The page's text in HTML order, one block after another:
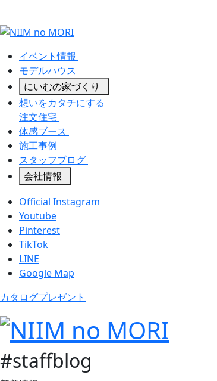
イベント情報
モデルハウス
にいむの家づくり
想いをカタチにする
注文住宅
体感ブース
施工事例
スタッフブログ
会社情報
Official Instagram
Youtube
Pinterest
TikTok
LINE
Google Map
カタログプレゼント
#staffblog